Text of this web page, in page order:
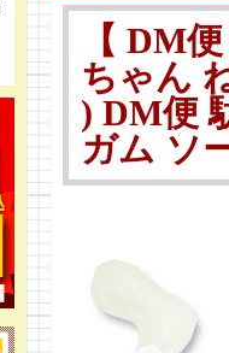
【 DM
ちゃん
) DM便
ガム ソ